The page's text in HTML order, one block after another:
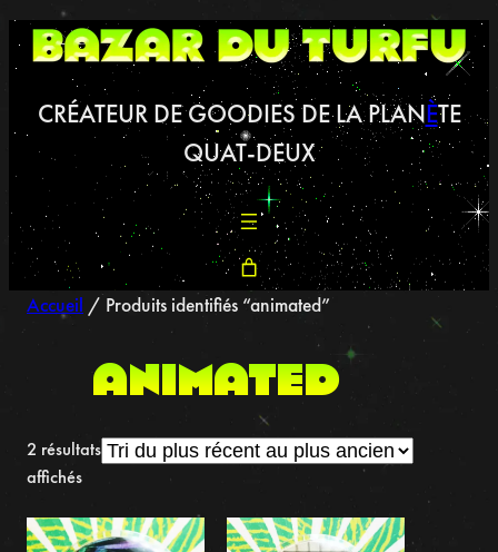
Aller
au
CRÉATEUR DE GOODIES DE LA PLANÈTE
QUAT-DEUX
Accueil / Produits identifiés “animated”
animated
2 résultats
affichésTrié
plus